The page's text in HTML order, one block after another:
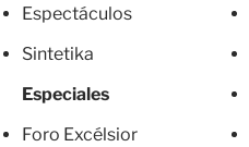
Espectáculos
Sintetika
Especiales
Foro Excélsior